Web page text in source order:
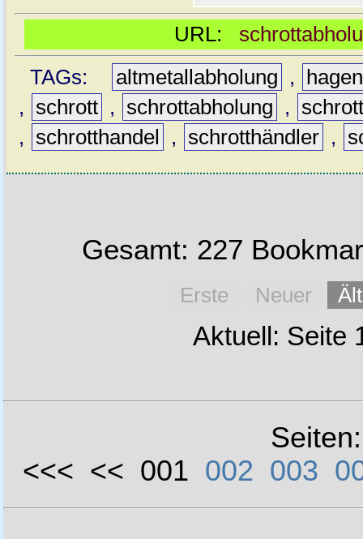
URL:
TAGs:
altmetallabholung ,
hagen
,
schrott , schrottabholung ,
,
schrotthandel , schrotthändler ,
Gesamt: 227
Erste Neuer
Aktuell: Seite
<<< << 001 002 003